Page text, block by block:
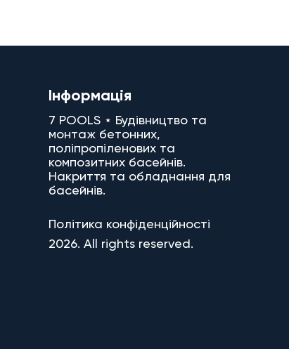
Інформація
7 POOLS ⋆ Будівництво та
монтаж бетонних,
поліпропіленових та
композитних басейнів.
Накриття та обладнання для
басейнів.
Політика конфіденційності
2026. All rights reserved.